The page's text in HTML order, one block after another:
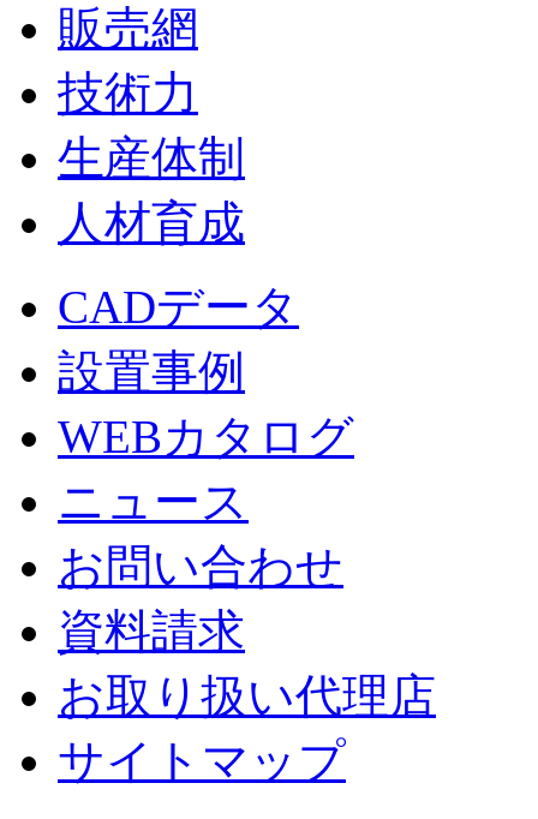
販売網
技術力
生産体制
人材育成
CADデータ
設置事例
WEBカタログ
ニュース
お問い合わせ
資料請求
お取り扱い代理店
サイトマップ